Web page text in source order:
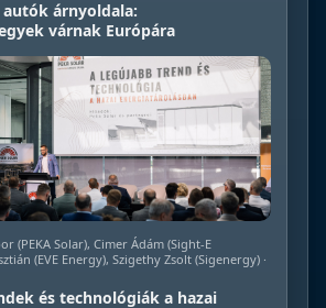
árnyoldala:
várnak Európára
(PEKA Solar), Cimer Ádám (Sight-E
(EVE Energy), Szigethy Zsolt (Sigenergy) ·
és technológiák a hazai